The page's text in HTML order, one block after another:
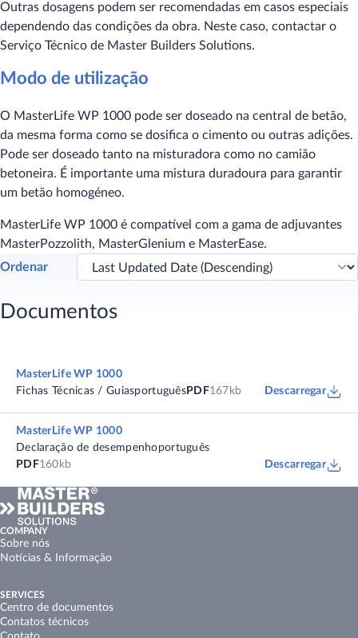
Outras dosagens podem ser recomendadas em casos especiais
dependendo das condições da obra. Neste caso, contactar o
Serviço Técnico de Master Builders Solutions.
Modo de utilização
O MasterLife WP 1000 pode ser doseado na central de betão,
da mesma forma como se dosifica o cimento ou outras adições.
Pode ser doseado tanto na misturadora como no camião
betoneira. É importante uma mistura duradoura para garantir
um betão homogéneo.
MasterLife WP 1000 é compatível com a gama de adjuvantes
MasterPozzolith, MasterGlenium e MasterEase.
Ordenar
Documentos
MasterLife WP 1000
Fichas Técnicas / GuiasportuguêsPDF167kb Descarregar
MasterLife WP 1000
Declaração de desempenhoportuguês
PDF160kb Descarregar
COMPANY
Sobre nós
Notícias & Informação
SERVICES
Centro de documentos
Contatos técnicos